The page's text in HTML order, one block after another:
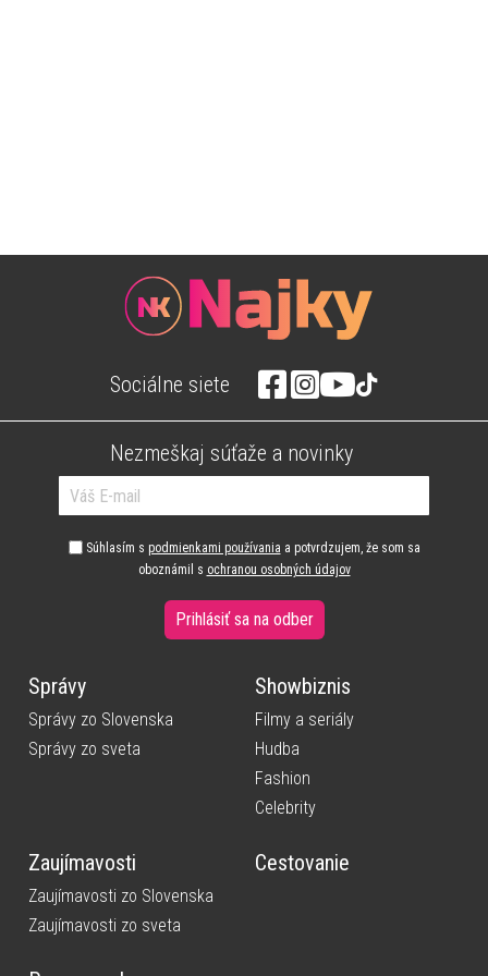
Sociálne siete
Nezmeškaj súťaže a novinky
Súhlasím s podmienkami používania a potvrdzujem, že som sa
oboznámil s ochranou osobných údajov
Prihlásiť sa na odber
Správy
Správy zo Slovenska
Správy zo sveta
Showbiznis
Filmy a seriály
Hudba
Fashion
Celebrity
Zaujímavosti
Zaujímavosti zo Slovenska
Zaujímavosti zo sveta
Cestovanie